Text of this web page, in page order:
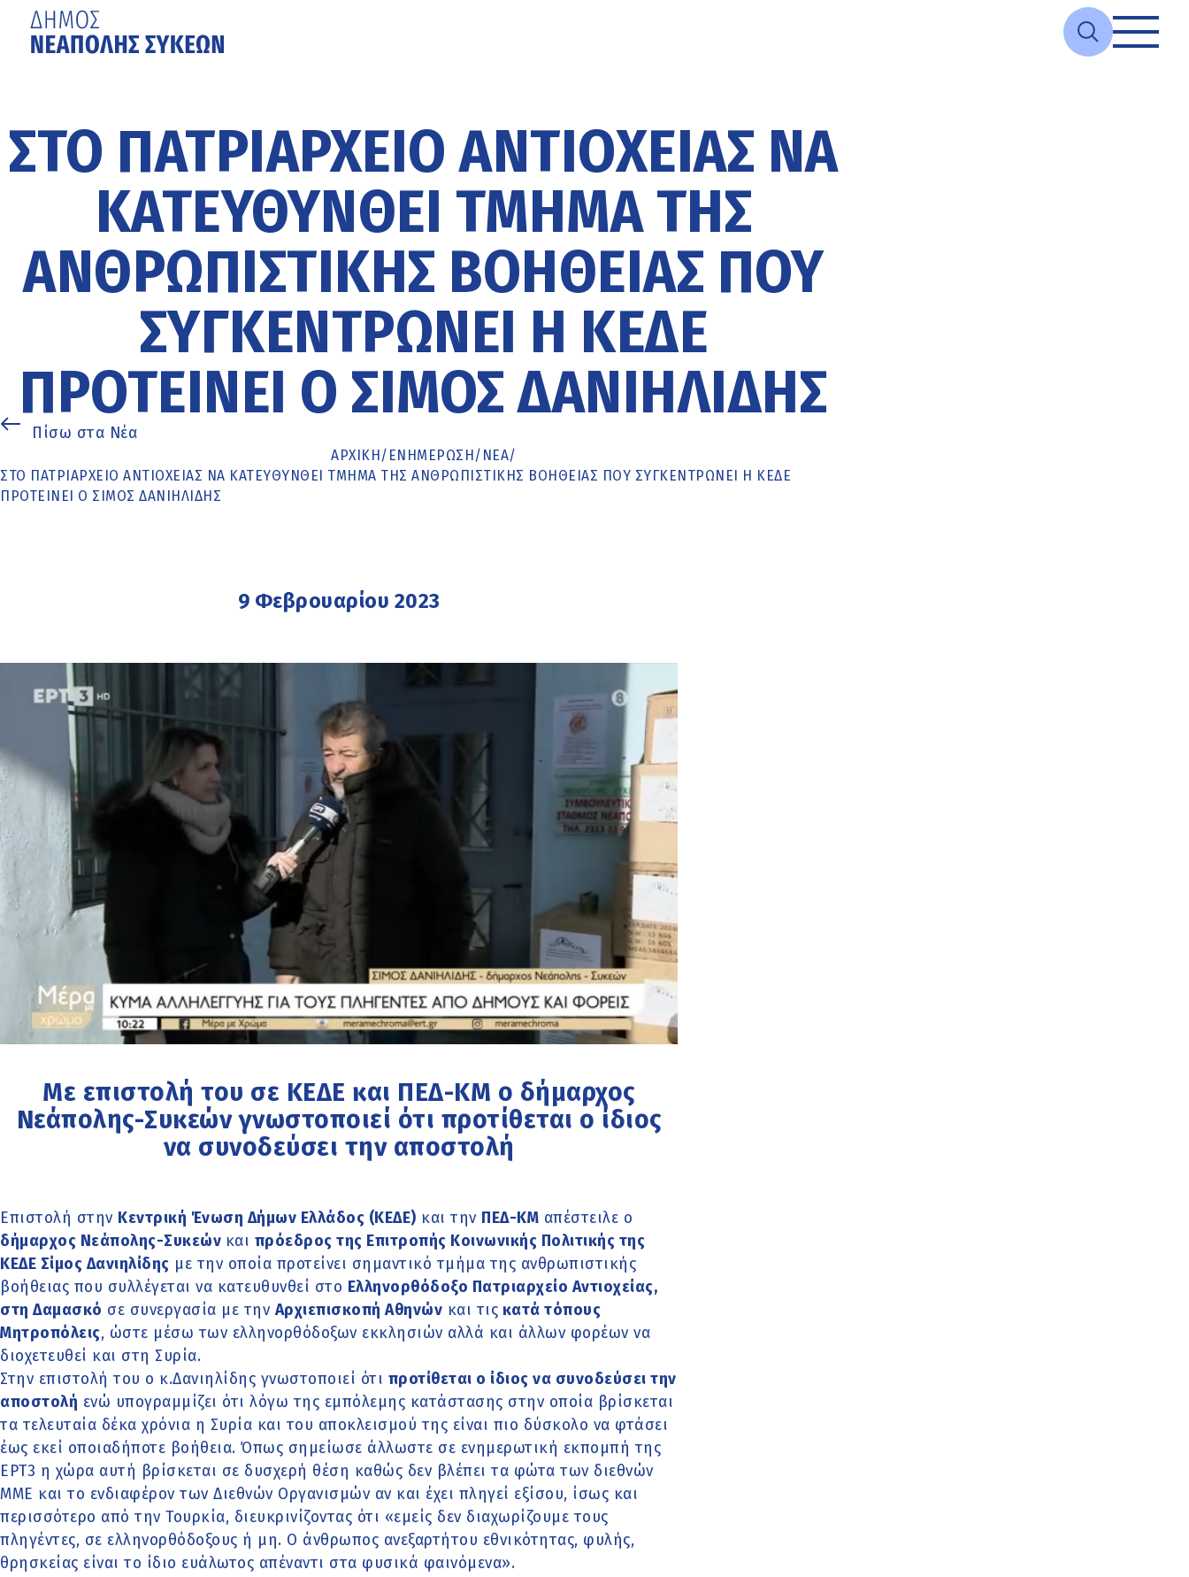
περιεχόμενο
ΣΤΟ ΠΑΤΡΙΑΡΧΕΊΟ ΑΝΤΙΟΧΕΊΑΣ ΝΑ
ΚΑΤΕΥΘΥΝΘΕΊ ΤΜΉΜΑ ΤΗΣ
ΑΝΘΡΩΠΙΣΤΙΚΉΣ ΒΟΉΘΕΙΑΣ ΠΟΥ
ΣΥΓΚΕΝΤΡΏΝΕΙ Η ΚΕΔΕ
ΠΡΟΤΕΊΝΕΙ Ο ΣΊΜΟΣ ΔΑΝΙΗΛΊΔΗΣ
Πίσω στα Νέα
ΑΡΧΙΚΉ/ ΕΝΗΜΈΡΩΣΗ/ ΝΕΑ/
ΣΤΟ ΠΑΤΡΙΑΡΧΕΊΟ ΑΝΤΙΟΧΕΊΑΣ ΝΑ ΚΑΤΕΥΘΥΝΘΕΊ ΤΜΉΜΑ ΤΗΣ ΑΝΘΡΩΠΙΣΤΙΚΉΣ ΒΟΉΘΕΙΑΣ ΠΟΥ ΣΥΓΚΕΝΤΡΏΝΕΙ Η ΚΕΔΕ
ΠΡΟΤΕΊΝΕΙ Ο ΣΊΜΟΣ ΔΑΝΙΗΛΊΔΗΣ
9 Φεβρουαρίου 2023
Με επιστολή του σε ΚΕΔΕ και ΠΕΔ-ΚΜ ο δήμαρχος
Νεάπολης-Συκεών γνωστοποιεί ότι προτίθεται ο ίδιος
να συνοδεύσει την αποστολή
Επιστολή στην Κεντρική Ένωση Δήμων Ελλάδος (ΚΕΔΕ) και την ΠΕΔ-ΚΜ απέστειλε ο
δήμαρχος Νεάπολης-Συκεών και πρόεδρος της Επιτροπής Κοινωνικής Πολιτικής της
ΚΕΔΕ Σίμος Δανιηλίδης με την οποία προτείνει σημαντικό τμήμα της ανθρωπιστικής
βοήθειας που συλλέγεται να κατευθυνθεί στο Ελληνορθόδοξο Πατριαρχείο Αντιοχείας,
στη Δαμασκό σε συνεργασία με την Αρχιεπισκοπή Αθηνών και τις κατά τόπους
Μητροπόλεις, ώστε μέσω των ελληνορθόδοξων εκκλησιών αλλά και άλλων φορέων να
διοχετευθεί και στη Συρία.
Στην επιστολή του ο κ.Δανιηλίδης γνωστοποιεί ότι προτίθεται ο ίδιος να συνοδεύσει την
αποστολή ενώ υπογραμμίζει ότι λόγω της εμπόλεμης κατάστασης στην οποία βρίσκεται
τα τελευταία δέκα χρόνια η Συρία και του αποκλεισμού της είναι πιο δύσκολο να φτάσει
έως εκεί οποιαδήποτε βοήθεια. Όπως σημείωσε άλλωστε σε ενημερωτική εκπομπή της
ΕΡΤ3 η χώρα αυτή βρίσκεται σε δυσχερή θέση καθώς δεν βλέπει τα φώτα των διεθνών
ΜΜΕ και το ενδιαφέρον των Διεθνών Οργανισμών αν και έχει πληγεί εξίσου, ίσως και
περισσότερο από την Τουρκία, διευκρινίζοντας ότι «εμείς δεν διαχωρίζουμε τους
πληγέντες, σε ελληνορθόδοξους ή μη. Ο άνθρωπος ανεξαρτήτου εθνικότητας, φυλής,
θρησκείας είναι το ίδιο ευάλωτος απέναντι στα φυσικά φαινόμενα».